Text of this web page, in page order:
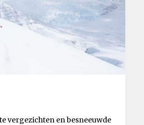
vergezichten en besneeuwde